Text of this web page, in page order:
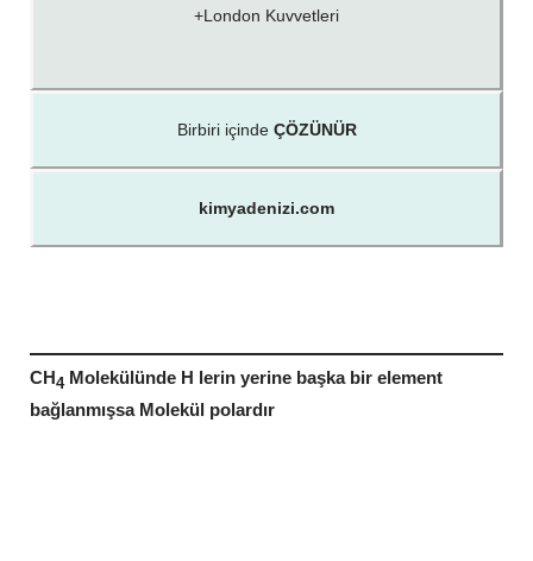
+London Kuvvetleri
Birbiri içinde ÇÖZÜNÜR
kimyadenizi.com
CH4 Molekülünde H lerin yerine başka bir element
bağlanmışsa Molekül polardır